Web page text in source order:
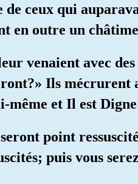
de ceux qui
en outre un
venaient avec
Ils mécrurent
et Il est
point
puis vous